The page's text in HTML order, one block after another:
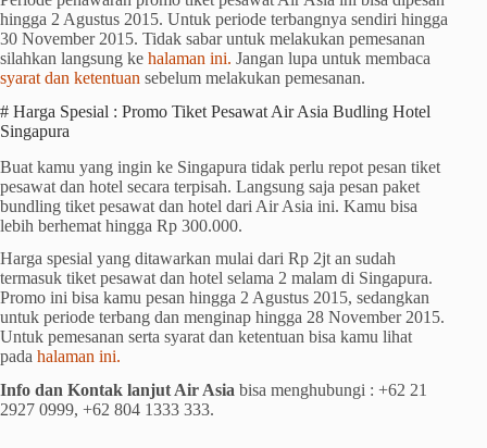
hingga 2 Agustus 2015. Untuk periode terbangnya sendiri hingga
30 November 2015. Tidak sabar untuk melakukan pemesanan
silahkan langsung ke halaman ini. Jangan lupa untuk membaca
syarat dan ketentuan sebelum melakukan pemesanan.
# Harga Spesial : Promo Tiket Pesawat Air Asia Budling Hotel
Singapura
Buat kamu yang ingin ke Singapura tidak perlu repot pesan tiket
pesawat dan hotel secara terpisah. Langsung saja pesan paket
bundling tiket pesawat dan hotel dari Air Asia ini. Kamu bisa
lebih berhemat hingga Rp 300.000.
Harga spesial yang ditawarkan mulai dari Rp 2jt an sudah
termasuk tiket pesawat dan hotel selama 2 malam di Singapura.
Promo ini bisa kamu pesan hingga 2 Agustus 2015, sedangkan
untuk periode terbang dan menginap hingga 28 November 2015.
Untuk pemesanan serta syarat dan ketentuan bisa kamu lihat
pada halaman ini.
Info dan Kontak lanjut Air Asia bisa menghubungi : +62 21
2927 0999, +62 804 1333 333.